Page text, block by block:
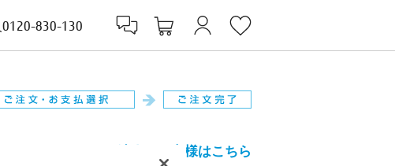
0120-830-130
法人のお客様はこちら